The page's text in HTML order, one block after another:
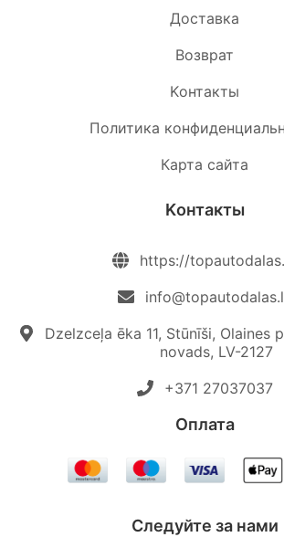
Доставка
Возврат
Kонтакты
Политика
Карта сайта
Kонтакты
https://
Dzelzceļa ēka 11, Stūnīši, Olaines
novads, LV-2127
+371 27037037‬
Oплата
Следуйте за нами